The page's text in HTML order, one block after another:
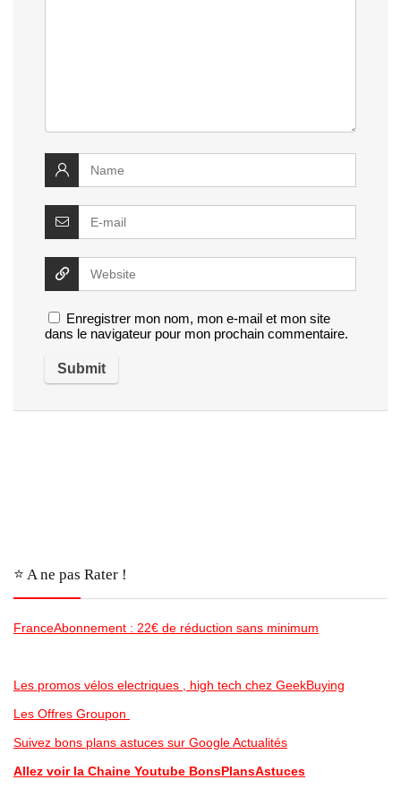
Enregistrer mon nom, mon e-mail et mon site
dans le navigateur pour mon prochain commentaire.
⭐️ A ne pas Rater !
FranceAbonnement : 22€ de réduction sans minimum
Les promos vélos electriques , high tech chez GeekBuying
Les Offres Groupon
Suivez bons plans astuces sur Google Actualités
Allez voir la Chaine Youtube BonsPlansAstuces